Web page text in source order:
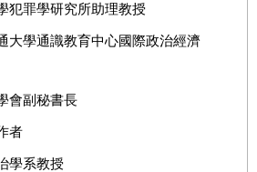
犯罪學研究所助理教授
大學通識教育中心國際政治經濟
會副秘書長
者
學系教授